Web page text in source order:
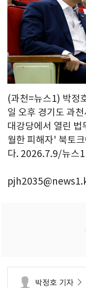
(과천=뉴스1) 박정
일 오후 경기도 과
대강당에서 열린
월한 피해자' 북토
다. 2026.7.9/뉴스1
박정호 기자